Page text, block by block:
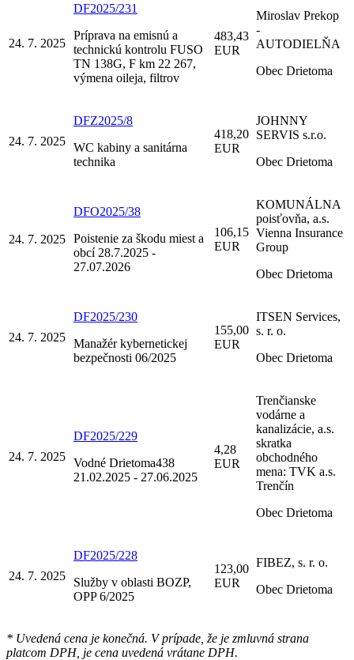
24. 7. 2025
DF2025/231
Príprava na emisnú a
technickú kontrolu FUSO
TN 138G, F km 22 267,
výmena oileja, filtrov
483,43
EUR
Miroslav Prekop
-
AUTODIELŇA
Obec Drietoma
24. 7. 2025
DFZ2025/8
WC kabiny a sanitárna
technika
418,20
EUR
JOHNNY
SERVIS s.r.o.
Obec Drietoma
24. 7. 2025
DFO2025/38
Poistenie za škodu miest a
obcí 28.7.2025 -
27.07.2026
106,15
EUR
KOMUNÁLNA
poisťovňa, a.s.
Vienna Insurance
Group
Obec Drietoma
24. 7. 2025
DF2025/230
Manažér kybernetickej
bezpečnosti 06/2025
155,00
EUR
ITSEN Services,
s. r. o.
Obec Drietoma
24. 7. 2025
DF2025/229
Vodné Drietoma438
21.02.2025 - 27.06.2025
4,28
EUR
Trenčianske
vodárne a
kanalizácie, a.s.
skratka
obchodného
mena: TVK a.s.
Trenčín
Obec Drietoma
24. 7. 2025
DF2025/228
Služby v oblasti BOZP,
OPP 6/2025
123,00
EUR
FIBEZ, s. r. o.
Obec Drietoma
* Uvedená cena je konečná. V prípade, že je zmluvná strana
platcom DPH, je cena uvedená vrátane DPH.